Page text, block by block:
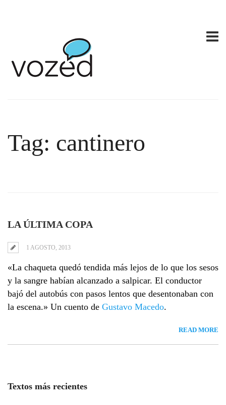
Tag: cantinero
LA ÚLTIMA COPA
1 AGOSTO, 2013
«La chaqueta quedó tendida más lejos de lo que los sesos
y la sangre habían alcanzado a salpicar. El conductor
bajó del autobús con pasos lentos que desentonaban con
la escena.» Un cuento de Gustavo Macedo.
READ MORE
Textos más recientes